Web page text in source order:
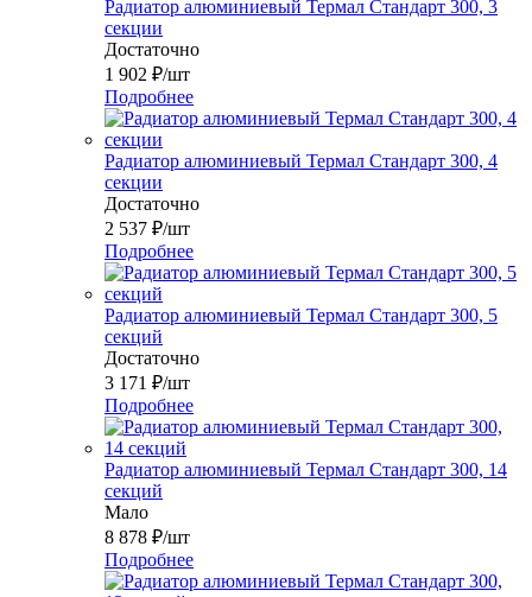
Радиатор алюминиевый Термал Стандарт 300, 3
секции
Достаточно
1 902 ₽/шт
Подробнее
Радиатор алюминиевый Термал Стандарт 300, 4
секции
Достаточно
2 537 ₽/шт
Подробнее
Радиатор алюминиевый Термал Стандарт 300, 5
секций
Достаточно
3 171 ₽/шт
Подробнее
Радиатор алюминиевый Термал Стандарт 300, 14
секций
Мало
8 878 ₽/шт
Подробнее